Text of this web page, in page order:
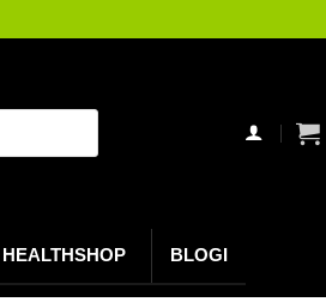
HEALTHSHOP BLOGI